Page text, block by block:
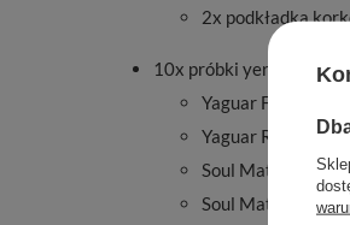
2x podkładka
10x próbki yerba mate:
Yaguar Frutas
Yaguar Rosada
Soul Mate sin
Soul Mate